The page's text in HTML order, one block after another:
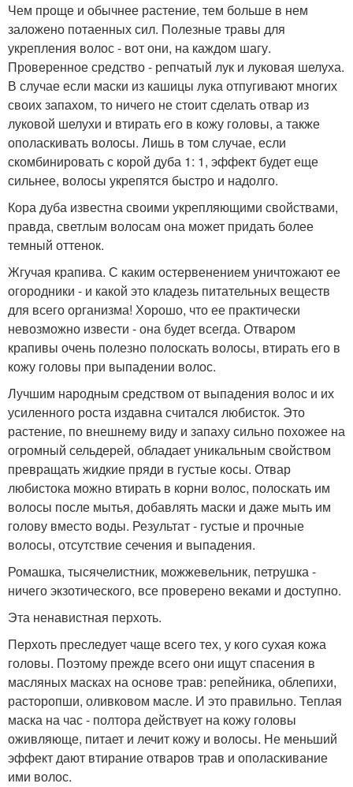
Чем проще и обычнее растение, тем больше в нем
заложено потаенных сил. Полезные травы для
укрепления волос - вот они, на каждом шагу.
Проверенное средство - репчатый лук и луковая шелуха.
В случае если маски из кашицы лука отпугивают многих
своих запахом, то ничего не стоит сделать отвар из
луковой шелухи и втирать его в кожу головы, а также
ополаскивать волосы. Лишь в том случае, если
скомбинировать с корой дуба 1: 1, эффект будет еще
сильнее, волосы укрепятся быстро и надолго.
Кора дуба известна своими укрепляющими свойствами,
правда, светлым волосам она может придать более
темный оттенок.
Жгучая крапива. С каким остервенением уничтожают ее
огородники - и какой это кладезь питательных веществ
для всего организма! Хорошо, что ее практически
невозможно извести - она будет всегда. Отваром
крапивы очень полезно полоскать волосы, втирать его в
кожу головы при выпадении волос.
Лучшим народным средством от выпадения волос и их
усиленного роста издавна считался любисток. Это
растение, по внешнему виду и запаху сильно похожее на
огромный сельдерей, обладает уникальным свойством
превращать жидкие пряди в густые косы. Отвар
любистока можно втирать в корни волос, полоскать им
волосы после мытья, добавлять маски и даже мыть им
голову вместо воды. Результат - густые и прочные
волосы, отсутствие сечения и выпадения.
Ромашка, тысячелистник, можжевельник, петрушка -
ничего экзотического, все проверено веками и доступно.
Эта ненавистная перхоть.
Перхоть преследует чаще всего тех, у кого сухая кожа
головы. Поэтому прежде всего они ищут спасения в
масляных масках на основе трав: репейника, облепихи,
расторопши, оливковом масле. И это правильно. Теплая
маска на час - полтора действует на кожу головы
оживляюще, питает и лечит кожу и волосы. Не меньший
эффект дают втирание отваров трав и ополаскивание
ими волос.